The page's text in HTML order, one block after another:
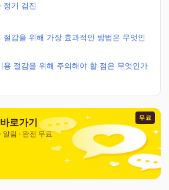
정기 검진
절감을 위해 가장 효과적인 방법은 무엇인
용 절감을 위해 주의해야 할 점은 무엇인가
무료
로가기
림 · 완전 무료